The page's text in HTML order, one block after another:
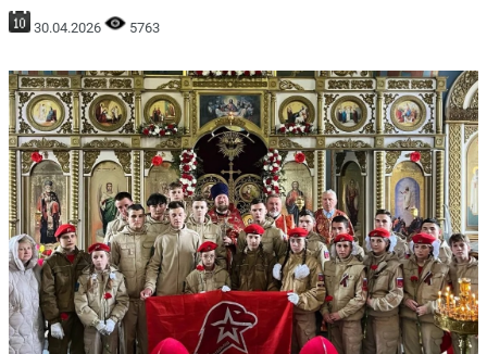
30.04.2026 5763